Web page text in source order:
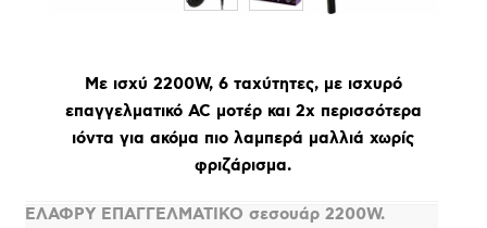
Με ισχύ 2200W, 6 ταχύτητες, με ισχυρό
επαγγελματικό AC μοτέρ και 2x περισσότερα
ιόντα για ακόμα πιο λαμπερά μαλλιά χωρίς
φριζάρισμα.
ΕΛΑΦΡΥ ΕΠΑΓΓΕΛΜΑΤΙΚΟ σεσουάρ 2200W.